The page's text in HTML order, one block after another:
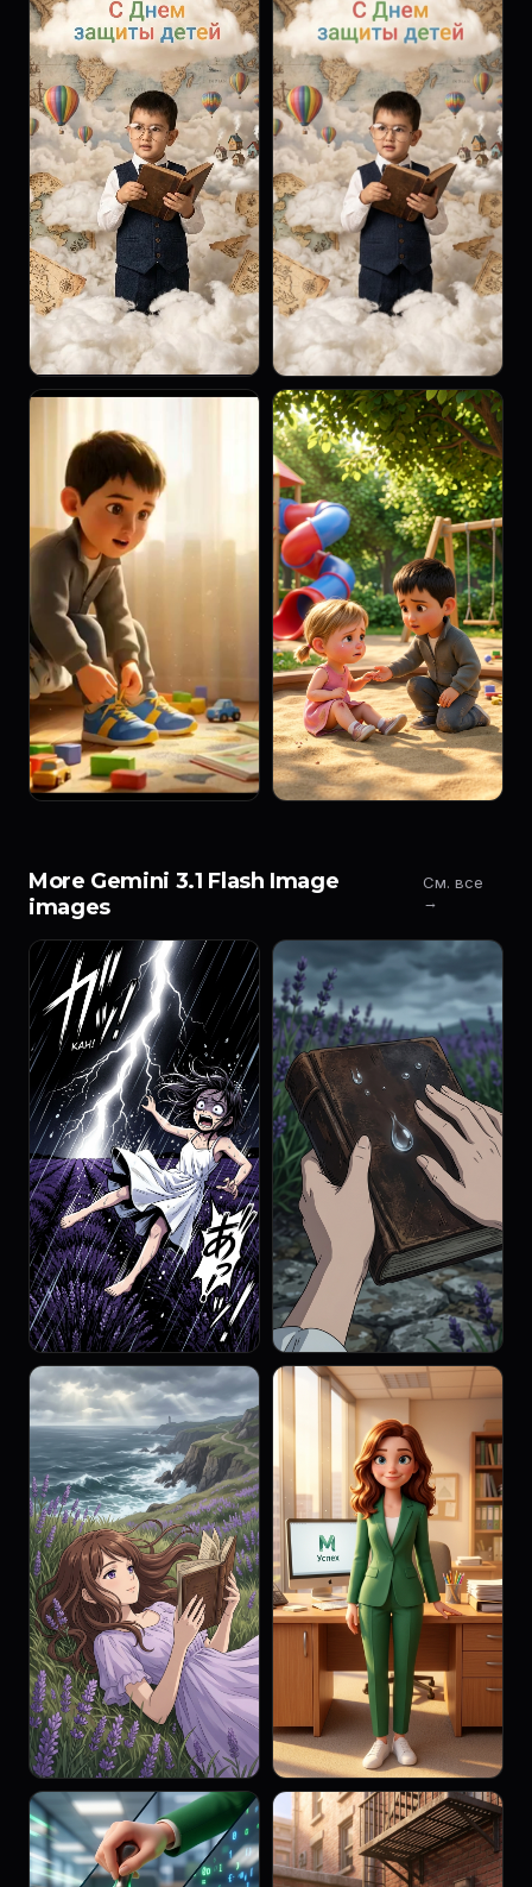
More Gemini 3.1 Flash Image
images
См. все
→